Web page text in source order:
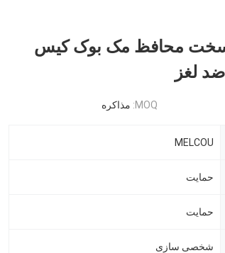
سخت محافظ مک بوک کیس
لغز
MOQ: مذاکره
MELCOU
حمایت
حمایت
شخصی سازی